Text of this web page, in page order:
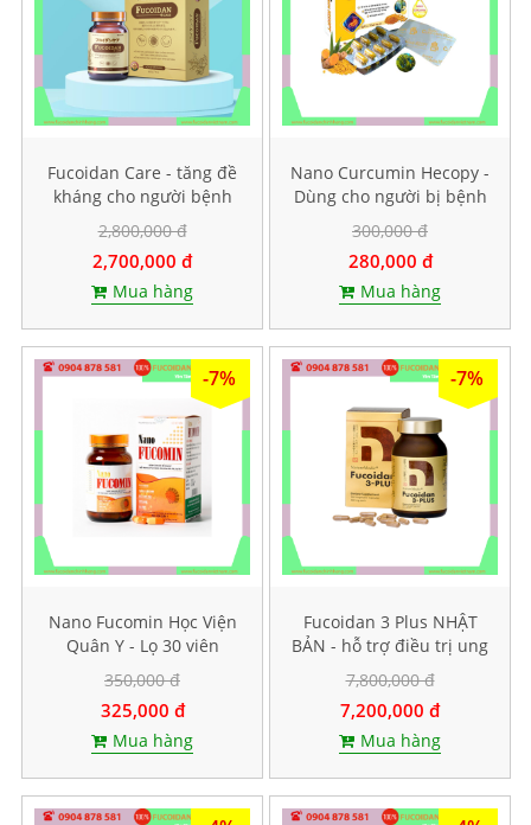
Fucoidan Care - tăng đề
kháng cho người bệnh
ung thư, Hộp 60 viên
nang cứng
2,800,000 đ
2,700,000 đ
Mua hàng
Nano Curcumin Hecopy -
Dùng cho người bị bệnh
dạ dày. Hộp 60 viên
300,000 đ
280,000 đ
Mua hàng
-7%
Nano Fucomin Học Viện
Quân Y - Lọ 30 viên
350,000 đ
325,000 đ
Mua hàng
-7%
Fucoidan 3 Plus NHẬT
BẢN - hỗ trợ điều trị ung
thư, tăng sức đề kháng
7,800,000 đ
7,200,000 đ
Mua hàng